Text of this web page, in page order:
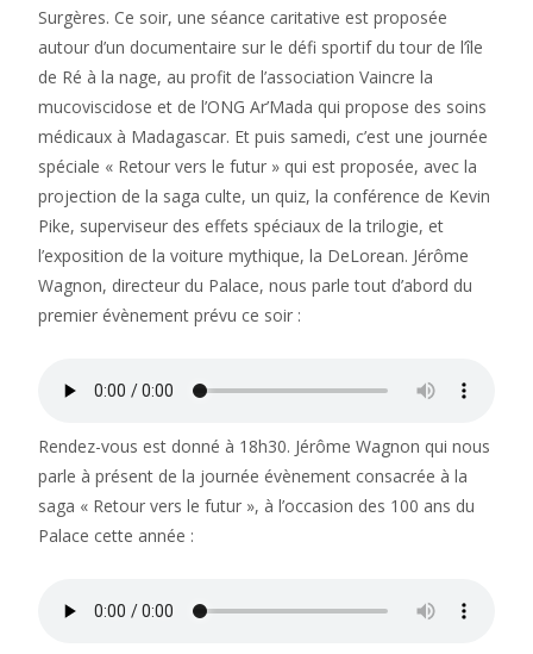
Surgères. Ce soir, une séance caritative est proposée
autour d’un documentaire sur le défi sportif du tour de l’île
de Ré à la nage, au profit de l’association Vaincre la
mucoviscidose et de l’ONG Ar’Mada qui propose des soins
médicaux à Madagascar. Et puis samedi, c’est une journée
spéciale « Retour vers le futur » qui est proposée, avec la
projection de la saga culte, un quiz, la conférence de Kevin
Pike, superviseur des effets spéciaux de la trilogie, et
l’exposition de la voiture mythique, la DeLorean. Jérôme
Wagnon, directeur du Palace, nous parle tout d’abord du
premier évènement prévu ce soir :
Rendez-vous est donné à 18h30. Jérôme Wagnon qui nous
parle à présent de la journée évènement consacrée à la
saga « Retour vers le futur », à l’occasion des 100 ans du
Palace cette année :